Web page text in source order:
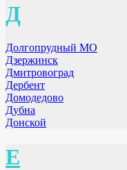
Д
Долгопрудный МО
Дзержинск
Дмитровоград
Дербент
Домодедово
Дубна
Донской
Е